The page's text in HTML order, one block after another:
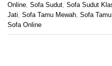
Online, Sofa Sudut, Sofa Sudut
Jati, Sofa Tamu Mewah, Sofa
Sofa Online